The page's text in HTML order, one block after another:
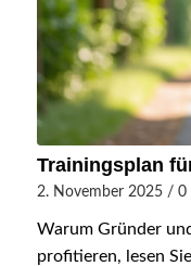
Trainingsplan
2. November 2025 / 0
Warum Gründer
profitieren, lesen